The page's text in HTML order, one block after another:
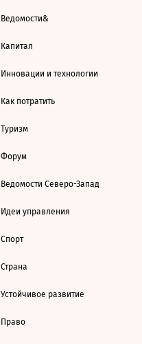
Ведомости&
Капитал
Инновации и технологии
Как потратить
Туризм
Форум
Ведомости Северо-Запад
Идеи управления
Спорт
Страна
Устойчивое развитие
Право